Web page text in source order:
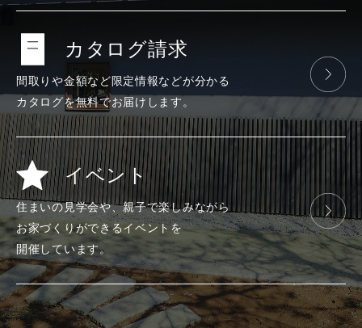
カタログ請求
間取りや金額など限定情報などが分かる
カタログを無料でお届けします。
イベント
住まいの見学会や、親子で楽しみながら
お家づくりができるイベントを
開催しています。